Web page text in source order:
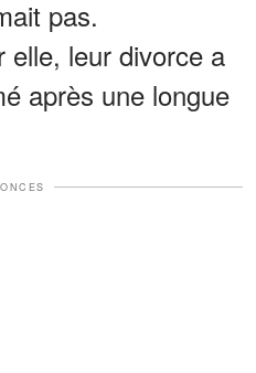
pas.
elle, leur divorce a
après une longue